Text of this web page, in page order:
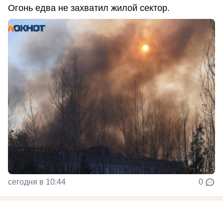
Огонь едва не захватил жилой сектор.
сегодня в 10:44 0